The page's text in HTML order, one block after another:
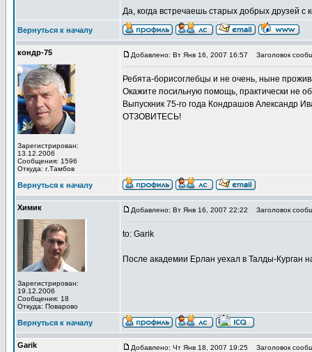
Да, когда встречаешь старых добрых друзей с
Вернуться к началу
кондр-75
Зарегистрирован:
13.12.2006
Сообщения: 1596
Откуда: г.Тамбов
Добавлено: Вт Янв 16, 2007 16:57 Заголовок
Ребята-борисоглебцы и не очень, ныне
Окажите посильную помощь, практически не
Выпускник 75-го года Кондрашов Александр
ОТЗОВИТЕСЬ!
Вернуться к началу
Химик
Зарегистрирован:
19.12.2006
Сообщения: 18
Откуда: Поварово
Добавлено: Вт Янв 16, 2007 22:22 Заголовок
to: Garik
После академии Ерлан уехал в Талды-Курган
Вернуться к началу
Garik Добавлено: Чт Янв 18, 2007 19:25 Заголовок